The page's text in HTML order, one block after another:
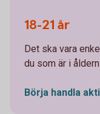
18-21 år
Det ska vara
du som är i
Börja handla